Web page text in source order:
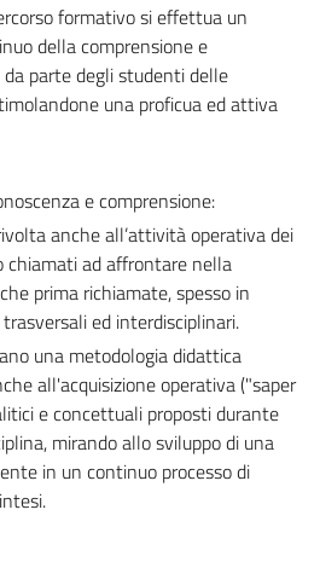
formativo si effettua un
della comprensione e
parte degli studenti delle
una proficua ed attiva
e comprensione:
anche all’attività operativa dei
chiamati ad affrontare nella
prima richiamate, spesso in
ed interdisciplinari.
una metodologia didattica
all'acquisizione operativa ("saper
e concettuali proposti durante
mirando allo sviluppo di una
in un continuo processo di